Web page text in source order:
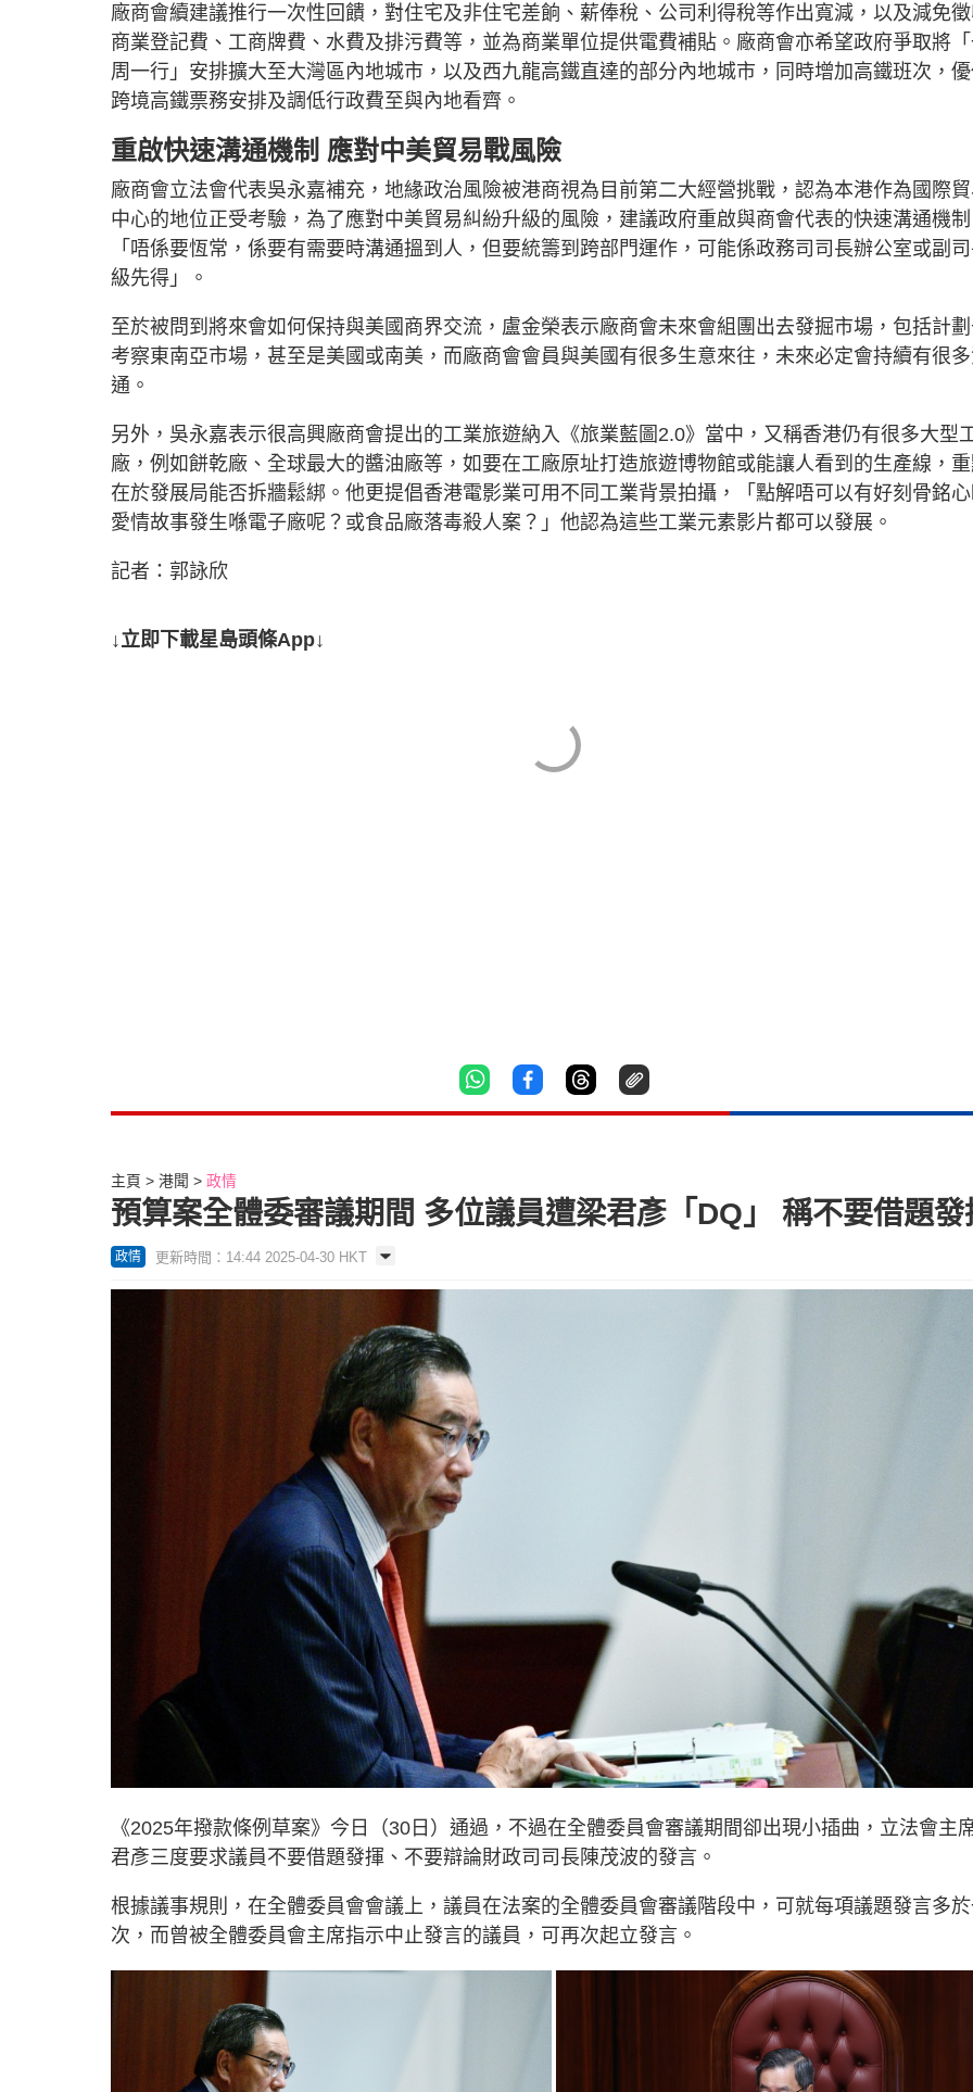
廠商會續建議推行一次性回饋，對住宅及非住宅差餉、薪俸稅、公司利得稅等作出寬減，以及減免
商業登記費、工商牌費、水費及排污費等，並為商業單位提供電費補貼。廠商會亦希望政府爭取將
周一行」安排擴大至大灣區內地城市，以及西九龍高鐵直達的部分內地城市，同時增加高鐵班次，
跨境高鐵票務安排及調低行政費至與內地看齊。
重啟快速溝通機制 應對中美貿易戰風險
廠商會立法會代表吳永嘉補充，地緣政治風險被港商視為目前第二大經營挑戰，認為本港作為國際
中心的地位正受考驗，為了應對中美貿易糾紛升級的風險，建議政府重啟與商會代表的快速溝通機制
「唔係要恆常，係要有需要時溝通搵到人，但要統籌到跨部門運作，可能係政務司司長辦公室或副
級先得」。
至於被問到將來會如何保持與美國商界交流，盧金榮表示廠商會未來會組團出去發掘市場，包括計
考察東南亞市場，甚至是美國或南美，而廠商會會員與美國有很多生意來往，未來必定會持續有很
通。
另外，吳永嘉表示很高興廠商會提出的工業旅遊納入《旅業藍圖2.0》當中，又稱香港仍有很多大型
廠，例如餅乾廠、全球最大的醬油廠等，如要在工廠原址打造旅遊博物館或能讓人看到的生產線，
在於發展局能否拆牆鬆綁。他更提倡香港電影業可用不同工業背景拍攝，「點解唔可以有好刻骨銘
愛情故事發生喺電子廠呢？或食品廠落毒殺人案？」他認為這些工業元素影片都可以發展。
記者：郭詠欣
↓立即下載星島頭條App↓
主頁 港聞 政情
預算案全體委審議期間 多位議員遭梁君彥「DQ」 稱不要借題
政情 更新時間：14:44 2025-04-30 HKT
《2025年撥款條例草案》今日（30日）通過，不過在全體委員會審議期間卻出現小插曲，立法會主
君彥三度要求議員不要借題發揮、不要辯論財政司司長陳茂波的發言。
根據議事規則，在全體委員會會議上，議員在法案的全體委員會審議階段中，可就每項議題發言多
次，而曾被全體委員會主席指示中止發言的議員，可再次起立發言。